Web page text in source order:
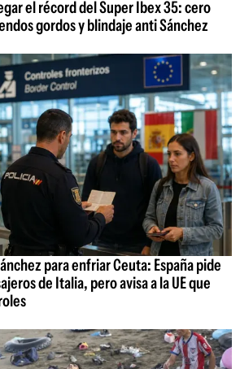
el récord del Super Ibex 35: cero
gordos y blindaje anti Sánchez
para enfriar Ceuta: España pide
de Italia, pero avisa a la UE que